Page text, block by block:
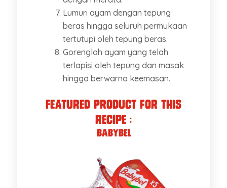
Lumuri ayam dengan tepung
beras hingga seluruh permukaan
tertutupi oleh tepung beras.
Gorenglah ayam yang telah
terlapisi oleh tepung dan masak
hingga berwarna keemasan.
Featured Product for this
recipe :
Babybel